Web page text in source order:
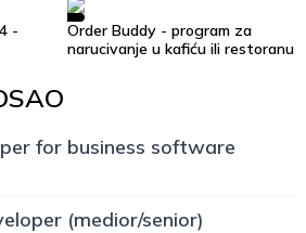
-
Order Buddy - program za
narucivanje u kafiću ili restoranu
for business software
(medior/senior)